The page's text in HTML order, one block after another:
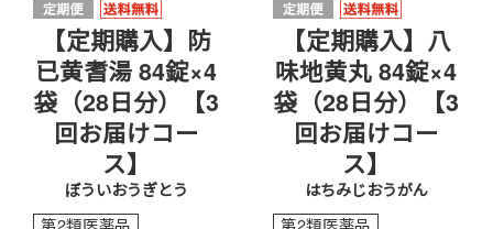
【定期購入】防
已黄耆湯 84錠×4
袋（28日分）【3
回お届けコー
ス】
ぼういおうぎとう
【定期購入】八
味地黄丸 84錠×4
袋（28日分）【3
回お届けコー
ス】
はちみじおうがん